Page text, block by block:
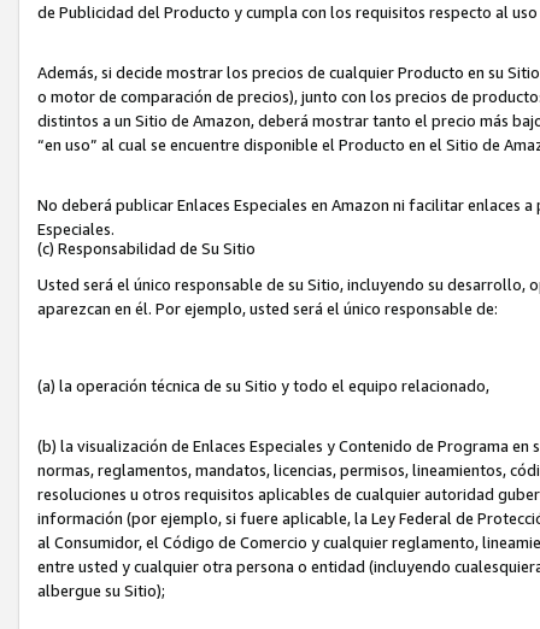
de Publicidad del Producto y cumpla con los requisitos respecto al uso
Además, si decide mostrar los precios de cualquier Producto en su
o motor de comparación de precios), junto con los precios de
distintos a un Sitio de Amazon, deberá mostrar tanto el precio más
“en uso” al cual se encuentre disponible el Producto en el Sitio de
No deberá publicar Enlaces Especiales en Amazon ni facilitar enlaces
Especiales.
(c) Responsabilidad de Su Sitio
Usted será el único responsable de su Sitio, incluyendo su
aparezcan en él. Por ejemplo, usted será el único responsable de:
(a) la operación técnica de su Sitio y todo el equipo relacionado,
(b) la visualización de Enlaces Especiales y Contenido de Programa
normas, reglamentos, mandatos, licencias, permisos, lineamientos,
resoluciones u otros requisitos aplicables de cualquier autoridad
información (por ejemplo, si fuere aplicable, la Ley Federal de
al Consumidor, el Código de Comercio y cualquier reglamento,
entre usted y cualquier otra persona o entidad (incluyendo
albergue su Sitio);